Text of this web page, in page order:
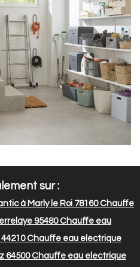
sur :
à Marly le Roi 78160Chauffe
95480Chauffe eau
Chauffe eau electrique
64500Chauffe eau electrique